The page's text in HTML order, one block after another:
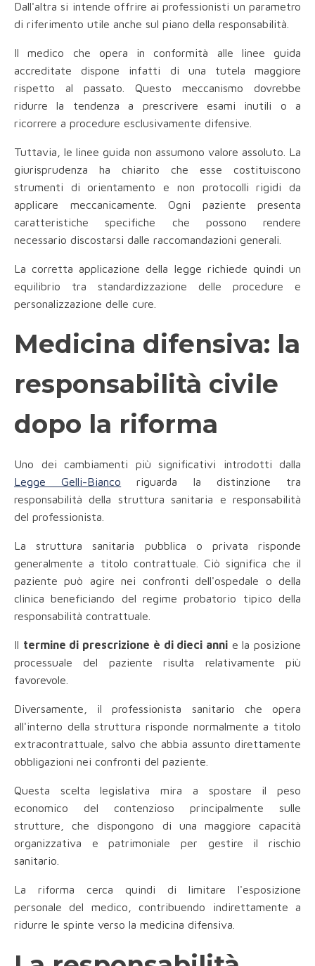
Dall'altra si intende offrire ai professionisti un parametro
di riferimento utile anche sul piano della responsabilità.
Il medico che opera in conformità alle linee guida
accreditate dispone infatti di una tutela maggiore
rispetto al passato. Questo meccanismo dovrebbe
ridurre la tendenza a prescrivere esami inutili o a
ricorrere a procedure esclusivamente difensive.
Tuttavia, le linee guida non assumono valore assoluto. La
giurisprudenza ha chiarito che esse costituiscono
strumenti di orientamento e non protocolli rigidi da
applicare meccanicamente. Ogni paziente presenta
caratteristiche specifiche che possono rendere
necessario discostarsi dalle raccomandazioni generali.
La corretta applicazione della legge richiede quindi un
equilibrio tra standardizzazione delle procedure e
personalizzazione delle cure.
Medicina difensiva: la
responsabilità civile
dopo la riforma
Uno dei cambiamenti più significativi introdotti dalla
Legge Gelli-Bianco riguarda la distinzione tra
responsabilità della struttura sanitaria e responsabilità
del professionista.
La struttura sanitaria pubblica o privata risponde
generalmente a titolo contrattuale. Ciò significa che il
paziente può agire nei confronti dell'ospedale o della
clinica beneficiando del regime probatorio tipico della
responsabilità contrattuale.
Il termine di prescrizione è di dieci annie la posizione
processuale del paziente risulta relativamente più
favorevole.
Diversamente, il professionista sanitario che opera
all'interno della struttura risponde normalmente a titolo
extracontrattuale, salvo che abbia assunto direttamente
obbligazioni nei confronti del paziente.
Questa scelta legislativa mira a spostare il peso
economico del contenzioso principalmente sulle
strutture, che dispongono di una maggiore capacità
organizzativa e patrimoniale per gestire il rischio
sanitario.
La riforma cerca quindi di limitare l'esposizione
personale del medico, contribuendo indirettamente a
ridurre le spinte verso la medicina difensiva.